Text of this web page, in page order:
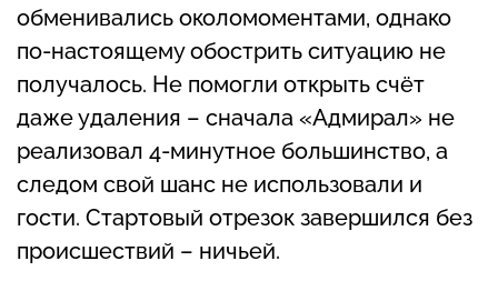
обменивались околомоментами, однако
по-настоящему обострить ситуацию не
получалось. Не помогли открыть счёт
даже удаления – сначала «Адмирал» не
реализовал 4-минутное большинство, а
следом свой шанс не использовали и
гости. Стартовый отрезок завершился без
происшествий – ничьей.